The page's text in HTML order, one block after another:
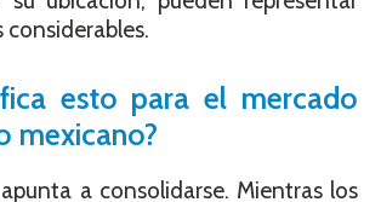
esto para el mercado
mexicano?
a consolidarse. Mientras los